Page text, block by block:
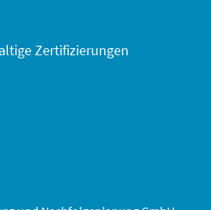
Zertifizierungen